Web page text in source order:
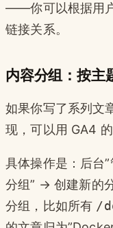
——你可以根据用
链接关系。
内容分组：按主
如果你写了系列文
现，可以用 GA4 的
具体操作是：后台
分组” → 创建新的
分组，比如所有 /